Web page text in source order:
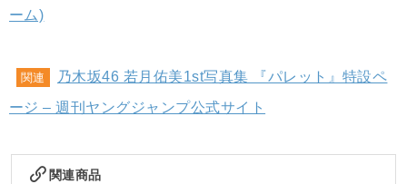
ーム)
関連
乃木坂46 若月佑美1st写真集 『パレット』特設ペ
ージ – 週刊ヤングジャンプ公式サイト
関連商品